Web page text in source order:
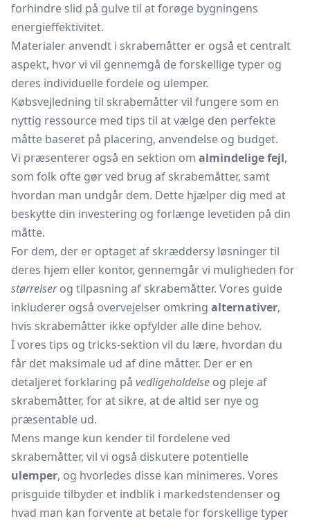
forhindre slid på gulve til at forøge bygningens
energieffektivitet.
Materialer anvendt i skrabemåtter er også et centralt
aspekt, hvor vi vil gennemgå de forskellige typer og
deres individuelle fordele og ulemper.
Købsvejledning til skrabemåtter vil fungere som en
nyttig ressource med tips til at vælge den perfekte
måtte baseret på placering, anvendelse og budget.
Vi præsenterer også en sektion om almindelige fejl,
som folk ofte gør ved brug af skrabemåtter, samt
hvordan man undgår dem. Dette hjælper dig med at
beskytte din investering og forlænge levetiden på din
måtte.
For dem, der er optaget af skræddersy løsninger til
deres hjem eller kontor, gennemgår vi muligheden for
størrelserog tilpasning af skrabemåtter. Vores guide
inkluderer også overvejelser omkring alternativer,
hvis skrabemåtter ikke opfylder alle dine behov.
I vores tips og tricks-sektion vil du lære, hvordan du
får det maksimale ud af dine måtter. Der er en
detaljeret forklaring på vedligeholdelse og pleje af
skrabemåtter, for at sikre, at de altid ser nye og
præsentable ud.
Mens mange kun kender til fordelene ved
skrabemåtter, vil vi også diskutere potentielle
ulemper, og hvorledes disse kan minimeres. Vores
prisguide tilbyder et indblik i markedstendenser og
hvad man kan forvente at betale for forskellige typer